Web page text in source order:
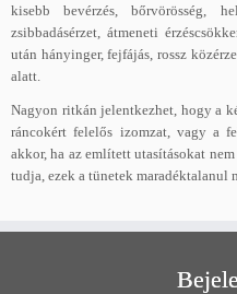
kisebb bevérzés, bőrvörösség,
zsibbadásérzet, átmeneti
után hányinger, fejfájás, rossz
alatt.
Nagyon ritkán jelentkezhet, hogy a
ráncokért felelős izomzat, vagy a
akkor, ha az említett utasításokat
tudja, ezek a tünetek maradéktalanul